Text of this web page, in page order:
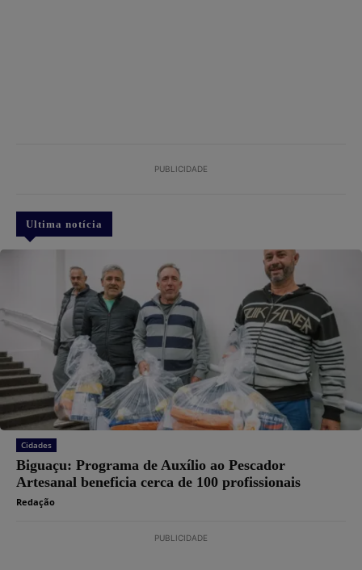
PUBLICIDADE
Ultima notícia
Cidades
Biguaçu: Programa de Auxílio ao Pescador
Artesanal beneficia cerca de 100 profissionais
Redação
PUBLICIDADE